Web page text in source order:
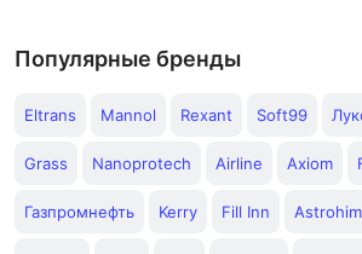
Популярные бренды
Eltrans Mannol Rexant Soft99
Grass Nanoprotech Airline Axiom
Газпромнефть Kerry Fill Inn Astrohim